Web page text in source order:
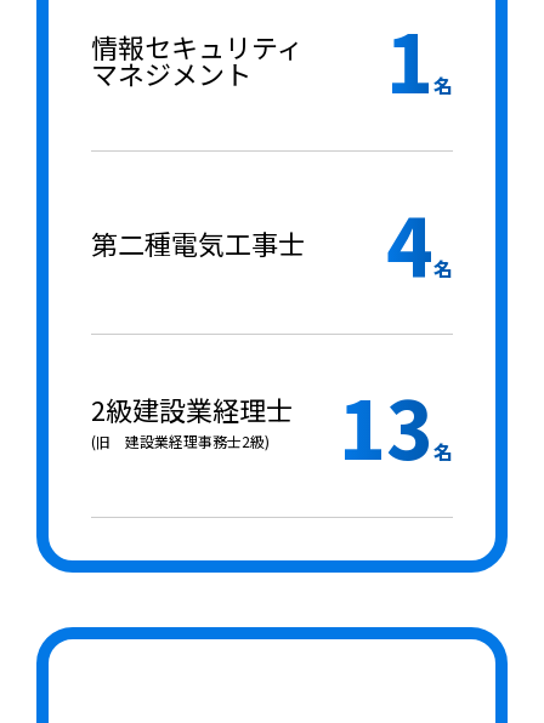
情報セキュリティ
マネジメント 1名
第二種電気工事士 4名
2級建設業経理士
(旧 建設業経理事務士2級) 13名